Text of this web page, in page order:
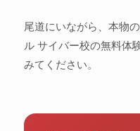
尾道にいながら、本物
ル サイバー校の無料体
みてください。